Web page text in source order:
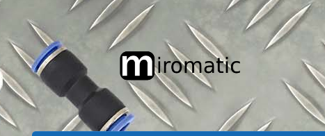
Przejdź
nawigacji
Przejdź
treści